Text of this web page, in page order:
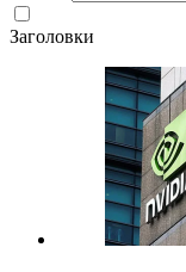
Заголовки